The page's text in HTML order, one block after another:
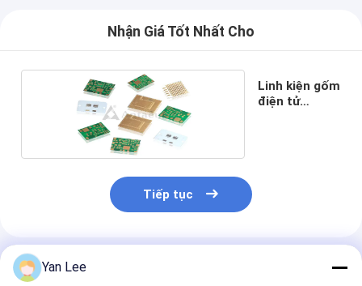
Nhận Giá Tốt Nhất Cho
Linh kiện gốm
điện tử
Tiếp tục
Sản Phẩm Khuyến Cáo
Yan Lee